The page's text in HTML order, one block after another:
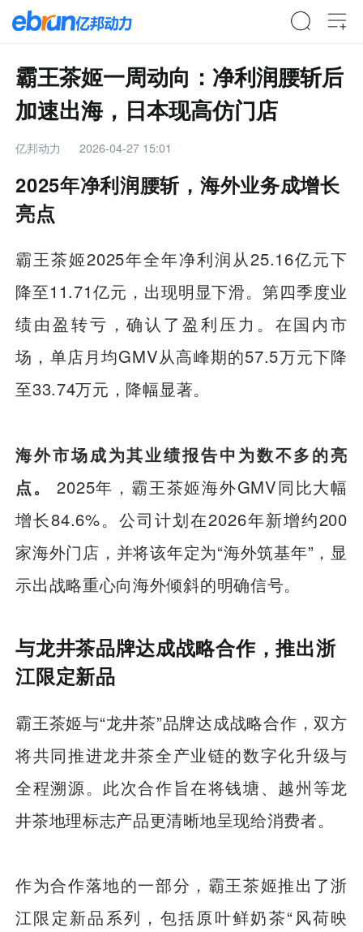
霸王茶姬一周动向：净利润腰斩后
加速出海，日本现高仿门店
亿邦动力 2026-04-27 15:01
2025年净利润腰斩，海外业务成增长
亮点
霸王茶姬2025年全年净利润从25.16亿元下
降至11.71亿元，出现明显下滑。第四季度业
绩由盈转亏，确认了盈利压力。在国内市
场，单店月均GMV从高峰期的57.5万元下降
至33.74万元，降幅显著。
海外市场成为其业绩报告中为数不多的亮
点。
2025年，霸王茶姬海外GMV同比大幅
增长84.6%。公司计划在2026年新增约200
家海外门店，并将该年定为“海外筑基年”，显
示出战略重心向海外倾斜的明确信号。
与龙井茶品牌达成战略合作，推出浙
江限定新品
霸王茶姬与“龙井茶”品牌达成战略合作，双方
将共同推进龙井茶全产业链的数字化升级与
全程溯源。此次合作旨在将钱塘、越州等龙
井茶地理标志产品更清晰地呈现给消费者。
作为合作落地的一部分，霸王茶姬推出了浙
江限定新品系列，包括原叶鲜奶茶“风荷映